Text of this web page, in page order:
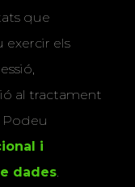
que
exercir els
al tractament
Podeu
i
dades